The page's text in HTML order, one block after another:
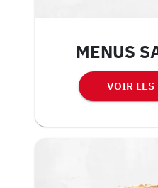
MENUS
VOIR LES